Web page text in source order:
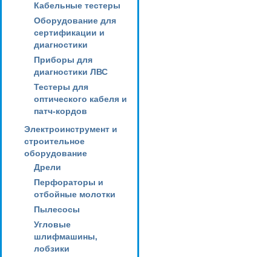
Кабельные тестеры
Оборудование для
сертификации и
диагностики
Приборы для
диагностики ЛВС
Тестеры для
оптического кабеля и
патч-кордов
Электроинструмент и
строительное
оборудование
Дрели
Перфораторы и
отбойные молотки
Пылесосы
Угловые
шлифмашины,
лобзики